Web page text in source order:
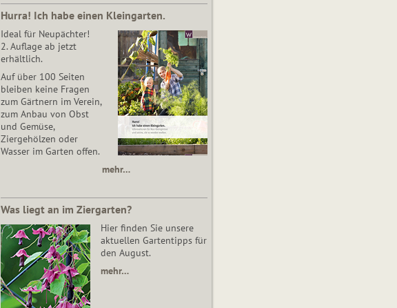
Hurra! Ich habe einen Kleingarten.
Ideal für Neupächter!
2. Auflage ab jetzt
erhältlich.
Auf über 100 Seiten
bleiben keine Fragen
zum Gärtnern im Verein,
zum Anbau von Obst
und Gemüse,
Ziergehölzen oder
Wasser im Garten offen.
mehr…
Was liegt an im Ziergarten?
Hier finden Sie unsere
aktuellen Gartentipps für
den August.
mehr…